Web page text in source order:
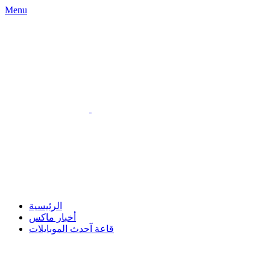
Menu
الرئيسية
أخبار ماكس
قاعة آحدث الموبايلات